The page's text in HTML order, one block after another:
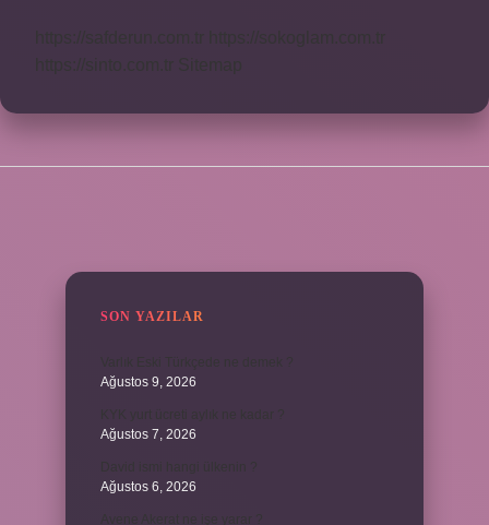
SON YAZILAR
Ağustos 9, 2026
Ağustos 7, 2026
Ağustos 6, 2026